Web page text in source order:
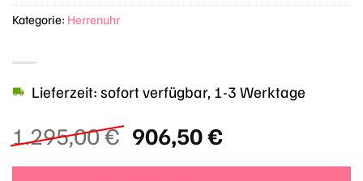
1.295,00€ Ursprünglicher
Preis
906,50€Aktueller
Lieferzeit: sofort verfügbar, 1-3 Werktage
Kategorie: Herrenuhr